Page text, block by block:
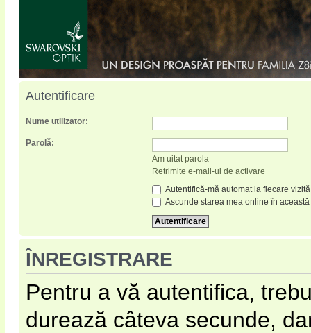
Autentificare
Nume utilizator:
Parolă:
Am uitat parola
Retrimite e-mail-ul de activare
Autentifică-mă automat la fiecare vizită
Ascunde starea mea online în
ÎNREGISTRARE
Pentru a vă autentifica,
durează câteva secunde,